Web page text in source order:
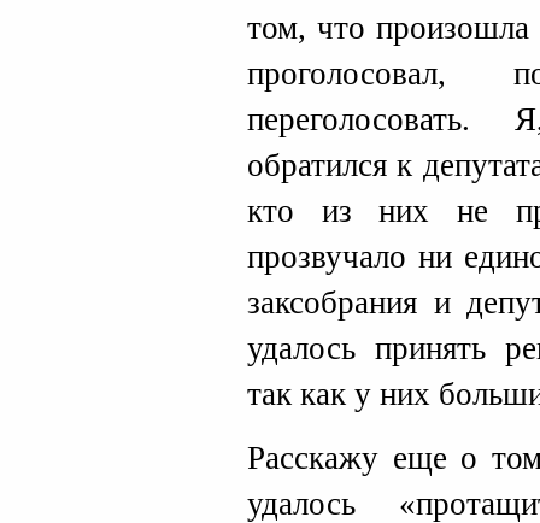
том, что произошла
проголосовал,
обратился к
кто из них не
прозвучало ни
заксобрания и
удалось принять
так как у них
Расскажу еще о
удалось